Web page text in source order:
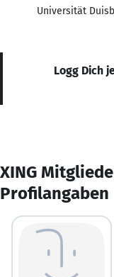
Universität
Logg Dich
XING
Profilangaben